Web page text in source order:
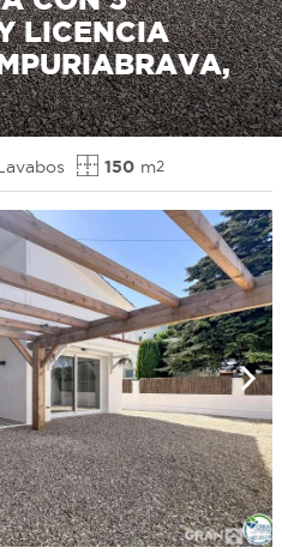
LICENCIA
150 m2